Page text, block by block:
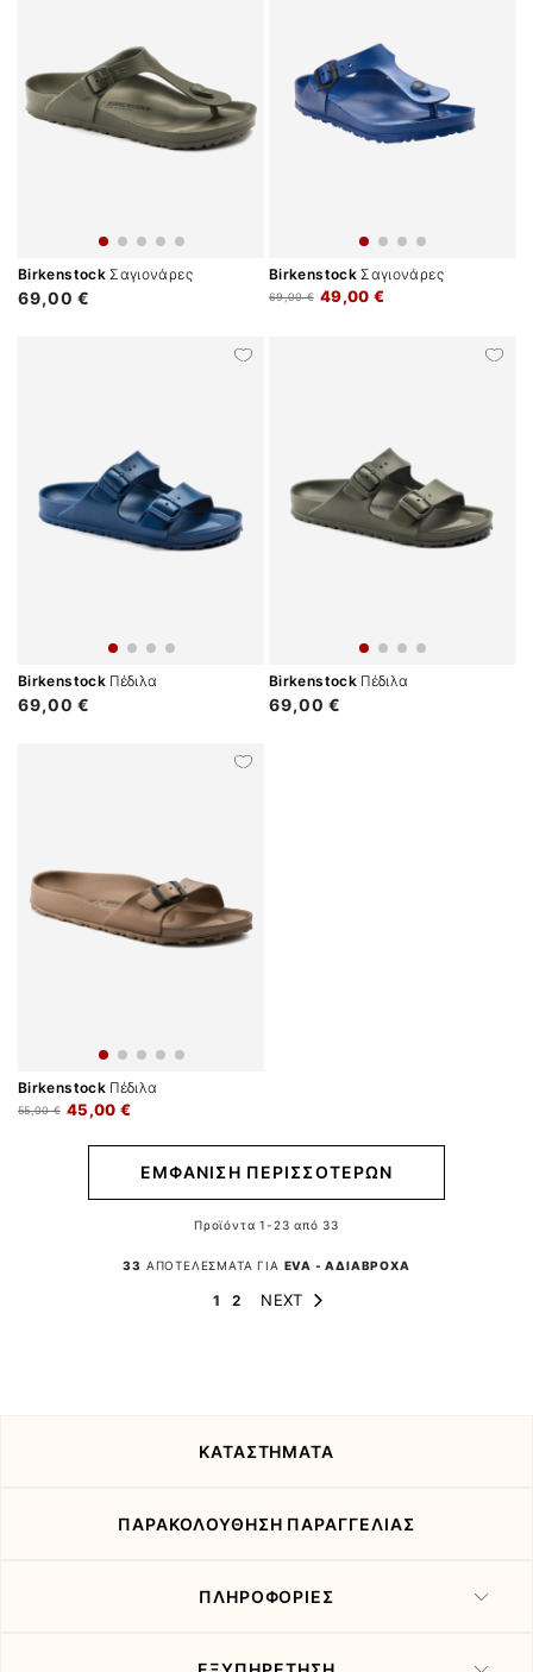
BirkenstockΣαγιονάρες
69,00 €
BirkenstockΣαγιονάρες
49,00 €
69,00 €
BirkenstockΠέδιλα
69,00 €
BirkenstockΠέδιλα
69,00 €
BirkenstockΠέδιλα
45,00 €
55,00 €
ΕΜΦΑΝΙΣΗ ΠΕΡΙΣΣΟΤΕΡΩΝ
Προϊόντα1-23 από33
33 ΑΠΟΤΕΛΕΣΜΑΤΑ ΓΙΑ EVA - ΑΔΙΑΒΡΟΧΑ
You're currently reading page
1 Page
2 Page
NEXT
ΚΑΤΑΣΤΗΜΑΤΑ
ΠΑΡΑΚΟΛΟΥΘΗΣΗ ΠΑΡΑΓΓΕΛΙΑΣ
ΠΛΗΡΟΦΟΡΙΕΣ